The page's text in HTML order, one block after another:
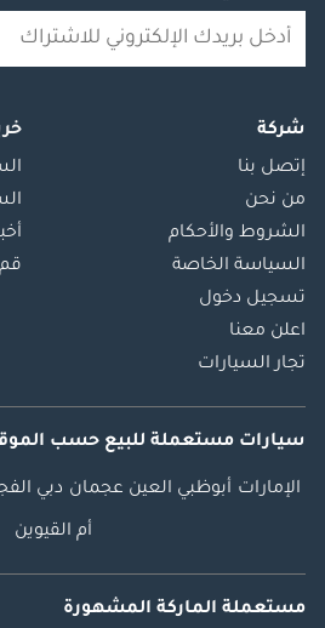
شركة
إتصل بنا
من نحن
الشروط والأحكام
السياسة الخاصة
تسجيل دخول
اعلن معنا
تجار السيارات
سيارات مستعملة للبيع حسب
الإمارات أبوظبي العين عجمان دبي
أم القيوين
مستعملة الماركة المشهورة